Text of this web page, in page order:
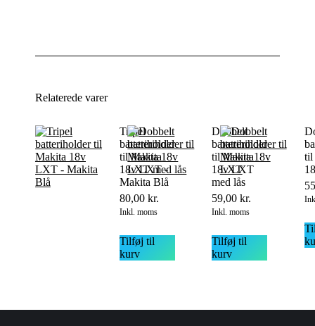
Relaterede varer
Tripel
batteriholder
til Makita
18v LXT -
Makita Blå
80,00 kr.
Inkl. moms
Tilføj til
kurv
Dobbelt
batteriholder
til Makita
18v LXT
med lås
59,00kr.
Inkl. moms
Tilføj til
kurv
til